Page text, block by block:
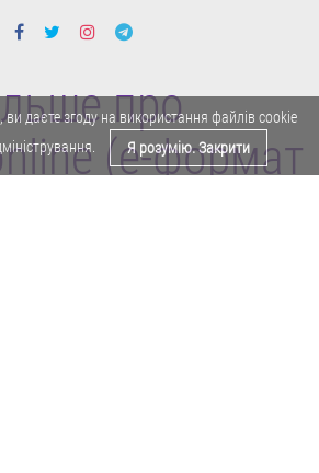
про
(e-формат
даєте згоду на використання файлів cookie
Я розумію. Закрити